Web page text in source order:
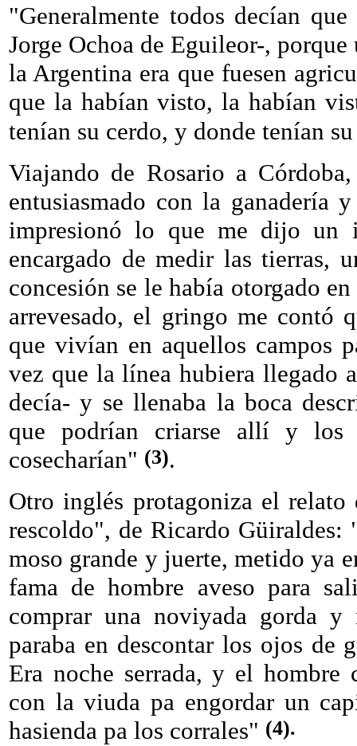
"Generalmente todos decían
Jorge Ochoa de Eguileor-,
la Argentina era que fuesen
que la habían visto, la habían
tenían su cerdo, y donde tenían
Viajando de Rosario a
entusiasmado con la ganadería
impresionó lo que me dijo un
encargado de medir las tierras,
concesión se le había otorgado
arrevesado, el gringo me contó
que vivían en aquellos campos
vez que la línea hubiera llegado
decía- y se llenaba la boca
que podrían criarse allí y los
cosecharían" (3).
Otro inglés protagoniza el
rescoldo", de Ricardo Güiraldes:
moso grande y juerte, metido ya
fama de hombre aveso para
comprar una noviyada gorda
paraba en descontar los ojos de
Era noche serrada, y el hombre
con la viuda pa engordar un
hasienda pa los corrales" (4).